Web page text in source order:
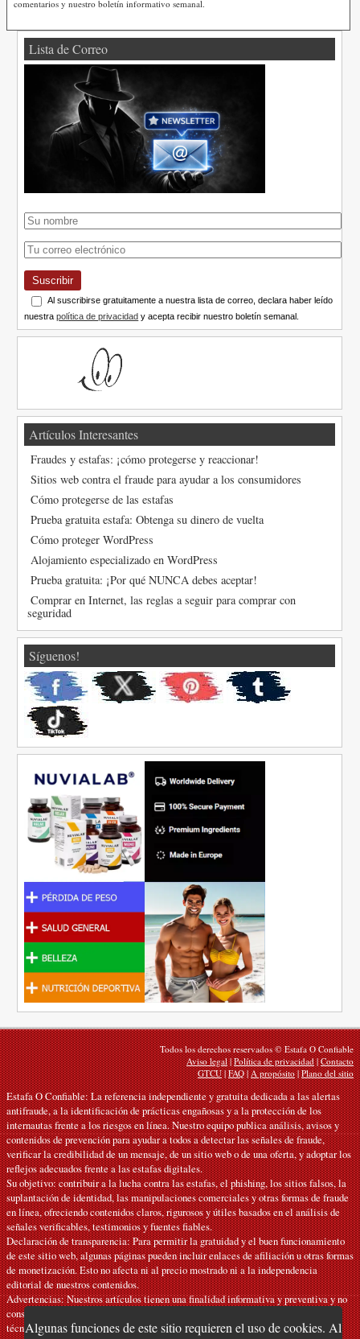
Algunas funciones de este sitio requieren el uso de cookies. Al
comentarios y nuestro boletín informativo semanal.
Lista de Correo
Suscribir
Al suscribirse gratuitamente a nuestra lista de correo, declara haber leído
nuestrapolítica de privacidad y acepta recibir nuestro boletín semanal.
Artículos Interesantes
Fraudes y estafas: ¡cómo protegerse y reaccionar!
Sitios web contra el fraude para ayudar a los consumidores
Cómo protegerse de las estafas
Prueba gratuita estafa: Obtenga su dinero de vuelta
Cómo proteger WordPress
Alojamiento especializado en WordPress
Prueba gratuita: ¡Por qué NUNCA debes aceptar!
Comprar en Internet, las reglas a seguir para comprar con
seguridad
Síguenos!
Todos los derechos reservados © Estafa O Confiable
Aviso legal|Política de privacidad|Contacto
GTCU|FAQ|A propósito|Plano del sitio
Estafa O Confiable: La referencia independiente y gratuita dedicada a las alertas
antifraude, a la identificación de prácticas engañosas y a la protección de los
internautas frente a los riesgos en línea. Nuestro equipo publica análisis, avisos y
contenidos de prevención para ayudar a todos a detectar las señales de fraude,
verificar la credibilidad de un mensaje, de un sitio web o de una oferta, y adoptar los
reflejos adecuados frente a las estafas digitales.
Su objetivo: contribuir a la lucha contra las estafas, el phishing, los sitios falsos, la
suplantación de identidad, las manipulaciones comerciales y otras formas de fraude
en línea, ofreciendo contenidos claros, rigurosos y útiles basados en el análisis de
señales verificables, testimonios y fuentes fiables.
Declaración de transparencia: Para permitir la gratuidad y el buen funcionamiento
de este sitio web, algunas páginas pueden incluir enlaces de afiliación u otras formas
de monetización. Esto no afecta ni al precio mostrado ni a la independencia
editorial de nuestros contenidos.
Advertencias: Nuestros artículos tienen una finalidad informativa y preventiva y no
constituyen ni recomendaciones oficiales ni asesoramiento jurídico, financiero o
técnico personalizado. La información facilitada es orientativa y debe verificarse